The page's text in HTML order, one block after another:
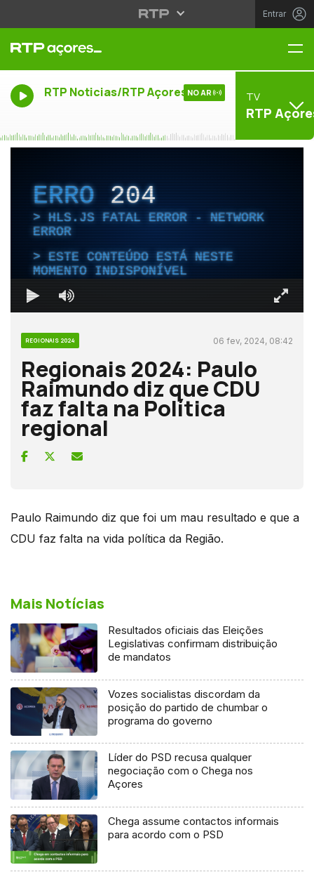
Entrar
RTP Noticias/RTP Açores NO AR TV
RTP
ERRO204
HLS.JS FATAL ERROR - NETWORK
ERROR
ESTE CONTEÚDO ESTÁ NESTE
MOMENTO INDISPONÍVEL
REGIONAIS 2024 06 fev, 2024, 08:42
Regionais 2024: Paulo
Raimundo diz que CDU
faz falta na Política
regional
Paulo Raimundo diz que foi um mau resultado e que a
CDU faz falta na vida política da Região.
Mais Notícias
Resultados oficiais das Eleições
Legislativas confirmam distribuição
de mandatos
Vozes socialistas discordam da
posição do partido de chumbar o
programa do governo
Líder do PSD recusa qualquer
negociação com o Chega nos
Açores
Chega assume contactos informais
para acordo com o PSD